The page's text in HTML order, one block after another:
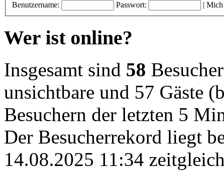
Benutzername: Passwort: | Mich
Wer ist online?
Insgesamt sind 58
unsichtbare und 57 Gäste
Besuchern der letzten 5
Der Besucherrekord liegt
14.08.2025 11:34